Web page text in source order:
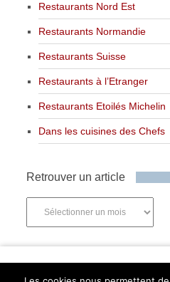
Restaurants Nord Est
Restaurants Normandie
Restaurants Suisse
Restaurants à l’Etranger
Restaurants Etoilés Michelin
Dans les cuisines des Chefs
Retrouver un article